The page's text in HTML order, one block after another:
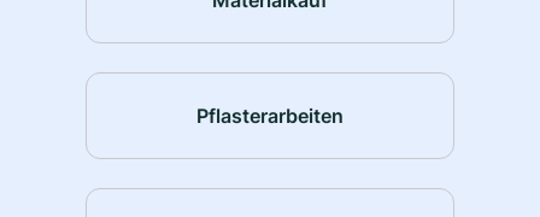
Pflasterarbeiten